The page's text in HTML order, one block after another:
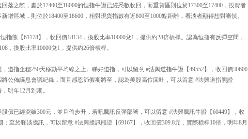
落之際，處於17400至18000的恒指牛證已經悉數收回，而重貨區則位於17300至17400，投資者
增區域，則位於18400至18600，相對現貨指數有近800至1000點距離，看淡者顯得想對審慎。
指熊【61178】，收回價18134，換股比率10000兌1，提供約28倍槓桿。認為恒指有反彈空間，
，換股比率10000兌1，提供約26倍槓桿。
道指企穩250天移動平均線之上。睇好道指，可以留意 #法興道指牛證【49552】，收回價30600
公佈議息會議紀錄，而且感恩節假期將至，認為美股高位回吐，可以留意 #法興道指熊證
明年12月到期。
價已經突破300元，並且偷步升，若吼騰訊反彈部署，可以留意 #法興騰訊牛證【60449】，收
至於睇淡騰訊，可以留意 #法興騰訊熊證【69167】，收回價309.8元，實際槓桿10倍，明年8月